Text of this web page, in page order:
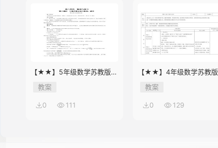
【★★】5年级数学苏教版下
册教案第8单元《单元复习》
教案
0 111
【★★】4年级数学苏教
册教案第9单元《单元复
教案
0 129